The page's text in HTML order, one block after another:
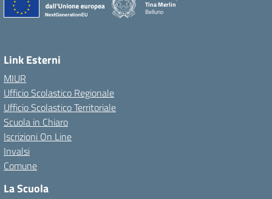
Tina Merlin
Belluno
Link Esterni
MIUR
Ufficio Scolastico Regionale
Ufficio Scolastico Territoriale
Scuola in Chiaro
Iscrizioni On Line
Invalsi
Comune
La Scuola